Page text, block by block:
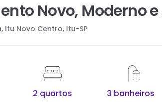
Novo, Moderno
Itu Novo Centro, Itu-SP
2 quartos 3 banheiros